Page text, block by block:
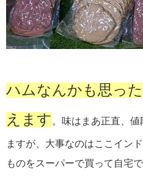
ハムなんかも思っ
えます。味はまあ正直、値
ますが、大事なのはここイン
ものをスーパーで買って自宅